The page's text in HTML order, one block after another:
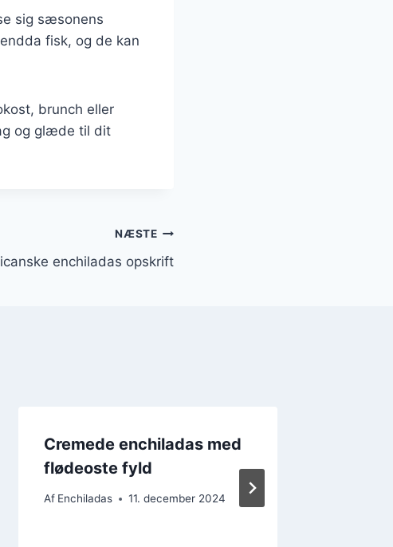
sig sæsonens
fisk, og de kan
brunch eller
og glæde til dit
NÆSTE
enchiladas opskrift
Cremede enchiladas med
flødeoste fyld
Af Enchiladas 11. december 2024